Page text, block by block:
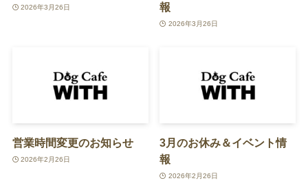
2026年3月26日
報
2026年3月26日
営業時間変更のお知らせ
2026年2月26日
3月のお休み＆イベント情
報
2026年2月26日